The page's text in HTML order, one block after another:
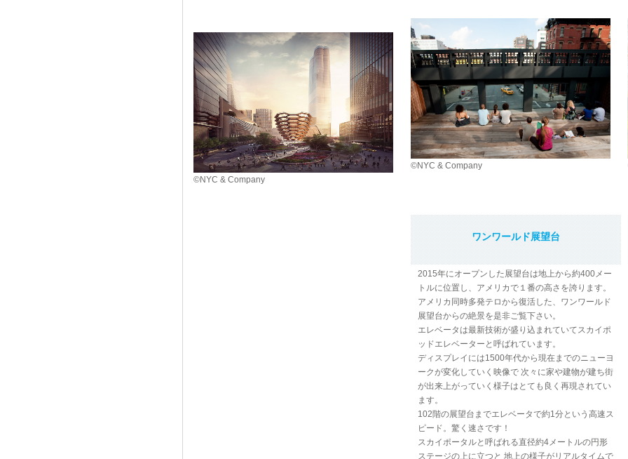
©NYC & Company
©NYC & Company
ワンワールド展望台
2015年にオープンした展望台は地上から約400メー
トルに位置し、アメリカで１番の高さを誇ります。
アメリカ同時多発テロから復活した、ワンワールド
展望台からの絶景を是非ご覧下さい。
エレベータは最新技術が盛り込まれていてスカイポ
ッドエレベーターと呼ばれています。
ディスプレイには1500年代から現在までのニューヨ
ークが変化していく映像で 次々に家や建物が建ち街
が出来上がっていく様子はとても良く再現されてい
ます。
102階の展望台までエレベータで約1分という高速ス
ピード。驚く速さです！
スカイポータルと呼ばれる直径約4メートルの円形
ステージの上に立つと 地上の様子がリアルタイムで